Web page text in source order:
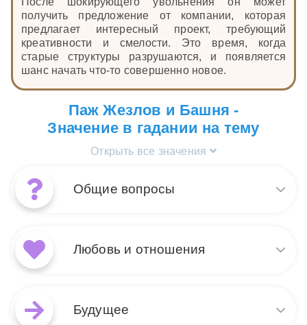
получить предложение от компании, которая
предлагает интересный проект, требующий
креативности и смелости. Это время, когда
старые структуры разрушаются, и появляется
шанс начать что-то совершенно новое.
Паж Жезлов и Башня -
Значение в гадании на тему
Открыть все значения
Общие вопросы
Паж Жезлов в раскладе на
символизирует разрушение
Любовь и отношения
Будущее